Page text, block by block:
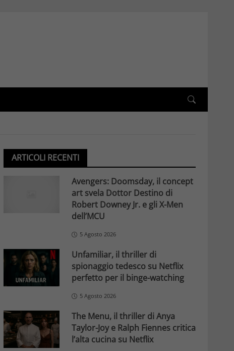
ARTICOLI RECENTI
Avengers: Doomsday, il concept
art svela Dottor Destino di
Robert Downey Jr. e gli X-Men
dell’MCU
5 Agosto 2026
Unfamiliar, il thriller di
spionaggio tedesco su Netflix
perfetto per il binge-watching
5 Agosto 2026
The Menu, il thriller di Anya
Taylor-Joy e Ralph Fiennes critica
l’alta cucina su Netflix